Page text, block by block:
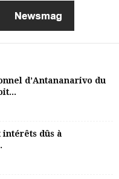
d’Antananarivo du
intérêts dûs à